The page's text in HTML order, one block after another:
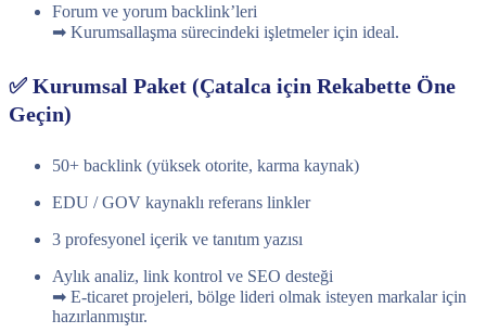
Forum ve yorum backlink’leri
➡ Kurumsallaşma sürecindeki işletmeler için ideal.
✅ Kurumsal Paket (Çatalca için Rekabette Öne
Geçin)
50+ backlink (yüksek otorite, karma kaynak)
EDU / GOV kaynaklı referans linkler
3 profesyonel içerik ve tanıtım yazısı
Aylık analiz, link kontrol ve SEO desteği
➡ E-ticaret projeleri, bölge lideri olmak isteyen markalar için
hazırlanmıştır.